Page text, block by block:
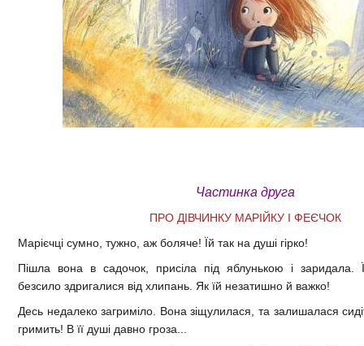
Частинка друга
ПРО ДІВЧИНКУ МАРІЙКУ І ФЕЄЧОК
Марієчці сумно, тужно, аж боляче! Їй так на душі гірко!
Пішла вона в садочок, присіла під яблунькою і заридала.
безсило здригалися від хлипань. Як їй незатишно й важко!
Десь недалеко загриміло. Вона зіщулилася, та залишалася
гримить! В її душі давно гроза...